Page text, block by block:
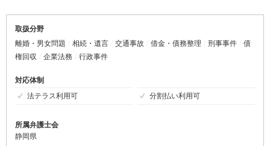
取扱分野
離婚・男女問題
相続・遺言 交通事故 借金・債務整理 刑事事件
債
権回収
企業法務 行政事件
対応体制
法テラス利用可
分割払い利用可
所属弁護士会
静岡県